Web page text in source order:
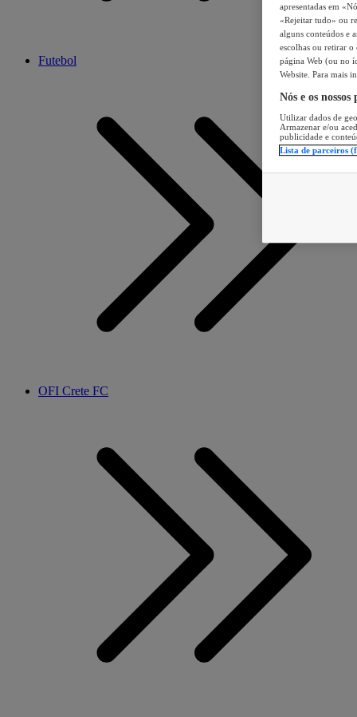
Futebol
OFI Crete FC
apresentadas em
«Rejeitar tudo» ou
alguns conteúdos e
escolhas ou retirar
página Web (ou no
Website. Para mais
Nós e os
Utilizar dados de
Armazenar e/ou
publicidade e
Lista de parceiros